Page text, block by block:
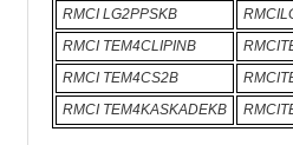
RMCI LG2PPSKB
RMCI TEM4CLIPINB
RMCI TEM4CS2B
RMCI TEM4KASKADEKB